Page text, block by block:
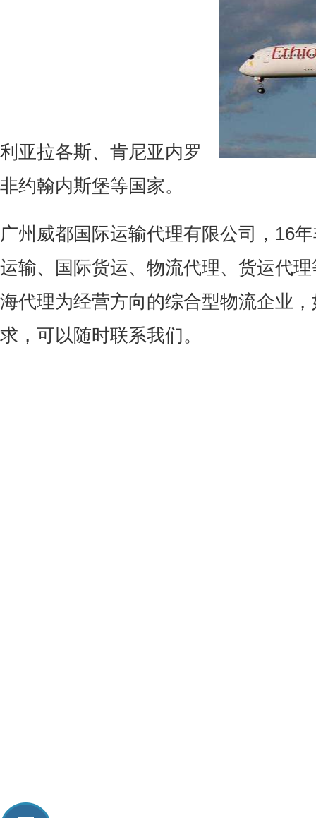
利亚拉各斯、肯尼亚内罗
非约翰内斯堡等国家。
广州威都国际运输代理有限公司，16
运输、国际货运、物流代理、货运代
海代理为经营方向的综合型物流企业
求，可以随时联系我们。